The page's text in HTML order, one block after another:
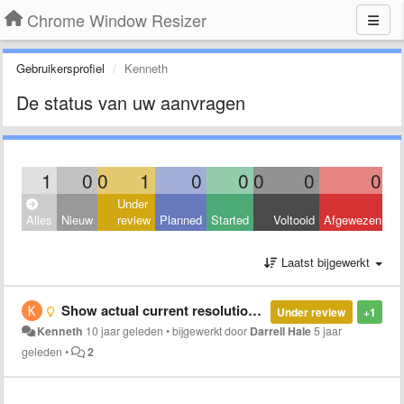
Chrome Window Resizer
Gebruikersprofiel Kenneth
De status van uw aanvragen
1 0 0 1 0 0 0 0 0
Alles Nieuw
Under
review Planned Started Voltooid Afgewezen
Laatst bijgewerkt
+1
Under review
Show actual current resolution instead of `(current)`
Kenneth 10 jaar geleden •bijgewerkt door Darrell Hale5 jaar
geleden • 2